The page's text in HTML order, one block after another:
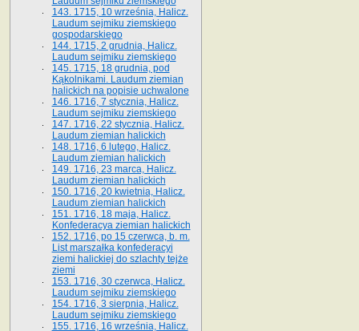
143. 1715, 10 września, Halicz.
Laudum sejmiku ziemskiego
gospodarskiego
144. 1715, 2 grudnia, Halicz.
Laudum sejmiku ziemskiego
145. 1715, 18 grudnia, pod
Kąkolnikami. Laudum ziemian
halickich na popisie uchwalone
146. 1716, 7 stycznia, Halicz.
Laudum sejmiku ziemskiego
147. 1716, 22 stycznia, Halicz.
Laudum ziemian halickich
148. 1716, 6 lutego, Halicz.
Laudum ziemian halickich
149. 1716, 23 marca, Halicz.
Laudum ziemian halickich
150. 1716, 20 kwietnia, Halicz.
Laudum ziemian halickich
151. 1716, 18 maja, Halicz.
Konfederacya ziemian halickich
152. 1716, po 15 czerwca, b. m.
List marszałka konfederacyi
ziemi halickiej do szlachty tejże
ziemi
153. 1716, 30 czerwca, Halicz.
Laudum sejmiku ziemskiego
154. 1716, 3 sierpnia, Halicz.
Laudum sejmiku ziemskiego
155. 1716, 16 września, Halicz.